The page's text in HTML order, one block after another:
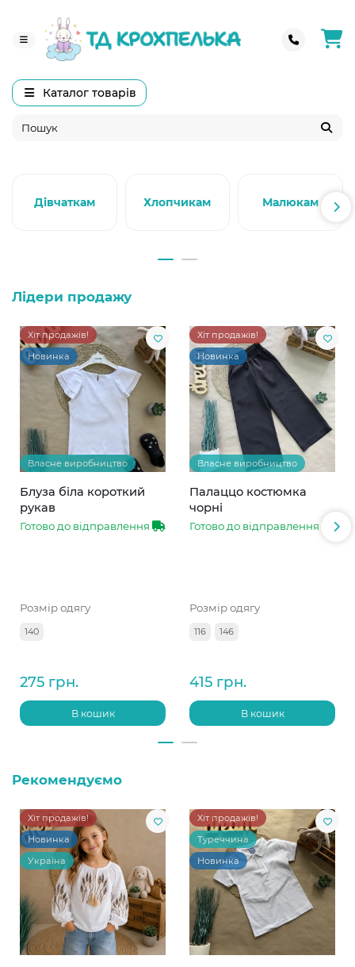
Каталог товарів
Дівчаткам Хлопчикам Малюкам
Лідери продажу
Хіт продажів!
Новинка
Власне виробництво
Блуза біла короткий
рукав
Готово до відправлення
Розмір одягу
140
275 грн.
В кошик
Хіт продажів!
Новинка
Власне виробництво
Палаццо костюмка
чорні
Готово до відправлення
Розмір одягу
116 146
415 грн.
В кошик
Рекомендуємо
Хіт продажів!
Новинка
Україна
Хіт продажів!
Туреччина
Новинка